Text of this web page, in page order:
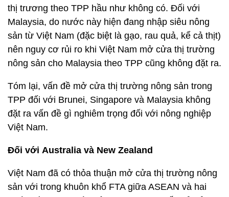
thị trương theo TPP hầu như không có. Đối với
Malaysia, do nước này hiện đang nhập siêu nông
sản từ Việt Nam (đặc biệt là gạo, rau quả, kể cả thịt)
nên nguy cơ rủi ro khi Việt Nam mở cửa thị trường
nông sản cho Malaysia theo TPP cũng không đặt ra.
Tóm lại, vấn đề mở cửa thị trường nông sản trong
TPP đối với Brunei, Singapore và Malaysia không
đặt ra vấn đề gì nghiêm trọng đối với nông nghiệp
Việt Nam.
Đối với Australia và New Zealand
Việt Nam đã có thỏa thuận mở cửa thị trường nông
sản với trong khuôn khổ FTA giữa ASEAN và hai